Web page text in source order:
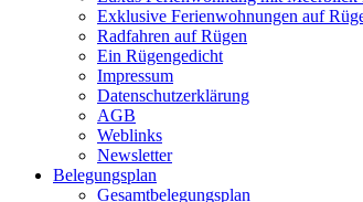
Exklusive Ferienwohnungen auf
Radfahren auf Rügen
Ein Rügengedicht
Impressum
Datenschutzerklärung
AGB
Weblinks
Newsletter
Belegungsplan
Gesamtbelegungsplan